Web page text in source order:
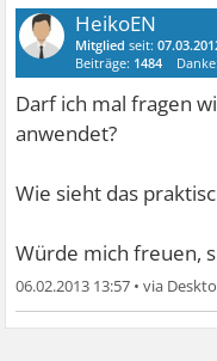
HeikoEN
Mitglied seit:
Beiträge: 1484
Darf ich mal fragen
anwendet?
Wie sieht das
Würde mich freuen,
06.02.2013 13:57 •